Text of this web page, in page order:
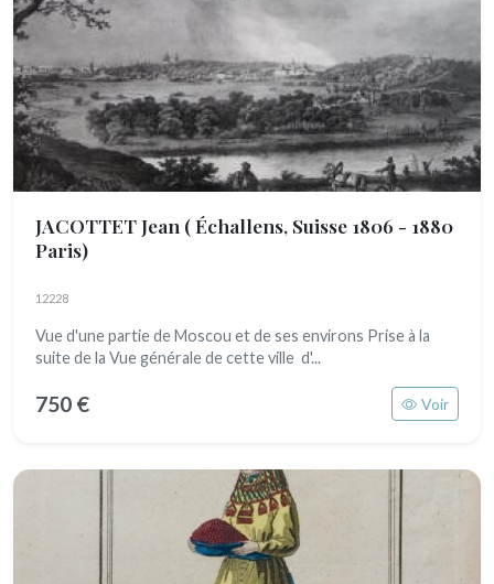
JACOTTET Jean ( Échallens, Suisse 1806 - 1880
Paris)
12228
Vue d'une partie de Moscou et de ses environs Prise à la
suite de la Vue générale de cette ville d'...
750 € Voir